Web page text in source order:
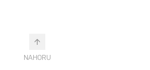
NAHORU